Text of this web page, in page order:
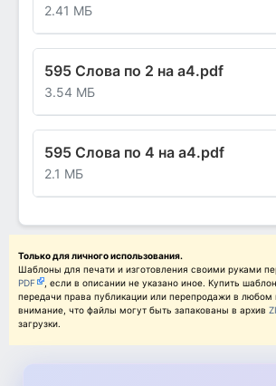
2.41 МБ
595 Слова по 2 на а4.pdf
3.54 МБ
595 Слова по 4 на а4.pdf
2.1 МБ
Только для личного использования.
Шаблоны для печати и изготовления своими руками
PDF
, если в описании не указано иное. Купить
передачи права публикации или перепродажи в любом
внимание, что файлы могут быть запакованы в архив
загрузки.